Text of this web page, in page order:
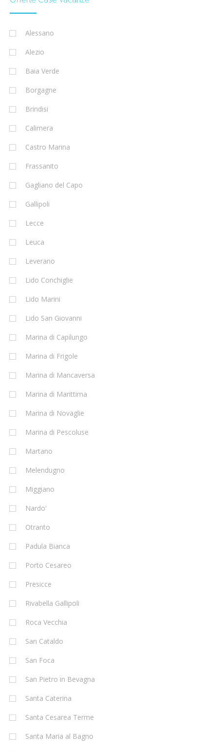
Alessano
Alezio
Baia Verde
Borgagne
Brindisi
Calimera
Castro Marina
Frassanito
Gagliano del Capo
Gallipoli
Lecce
Leuca
Leverano
Lido Conchiglie
Lido Marini
Lido San Giovanni
Marina di Capilungo
Marina di Frigole
Marina di Mancaversa
Marina di Marittima
Marina di Novaglie
Marina di Pescoluse
Martano
Melendugno
Miggiano
Nardo'
Otranto
Padula Bianca
Porto Cesareo
Presicce
Rivabella Gallipoli
Roca Vecchia
San Cataldo
San Foca
San Pietro in Bevagna
Santa Caterina
Santa Cesarea Terme
Santa Maria al Bagno